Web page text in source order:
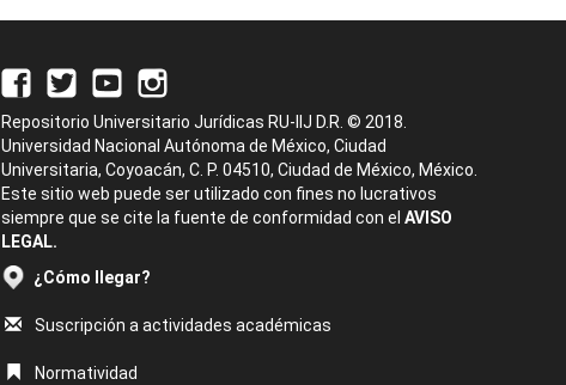
Repositorio Universitario Jurídicas RU-IIJ D.R. © 2018.
Universidad Nacional Autónoma de México, Ciudad
Universitaria, Coyoacán, C. P. 04510, Ciudad de México, México.
Este sitio web puede ser utilizado con fines no lucrativos
siempre que se cite la fuente de conformidad con el AVISO
LEGAL.
¿Cómo llegar?
Suscripción a actividades académicas
Normatividad